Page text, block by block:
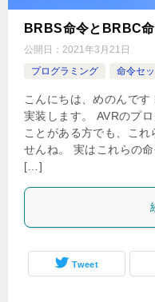
BRBS命令とBRBC
公開日： 2021年3月21日
プログラミング
命令セ
こんにちは、めのんで
実装します。 AVRのプ
ことがある方でも、こ
せんね。 実はこれらの
[…]
Tweet